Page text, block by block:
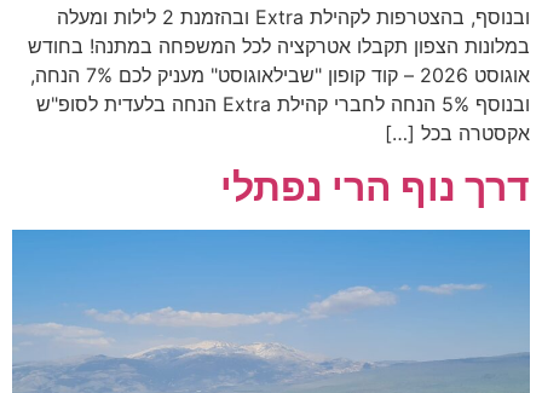
ובנוסף, בהצטרפות לקהילת Extra ובהזמנת 2 לילות ומעלה
במלונות הצפון תקבלו אטרקציה לכל המשפחה במתנה! בחודש
אוגוסט 2026 – קוד קופון "שבילאוגוסט" מעניק לכם 7% הנחה,
ובנוסף 5% הנחה לחברי קהילת Extra הנחה בלעדית לסופ"ש
אקסטרה בכל […]
דרך נוף הרי נפתלי